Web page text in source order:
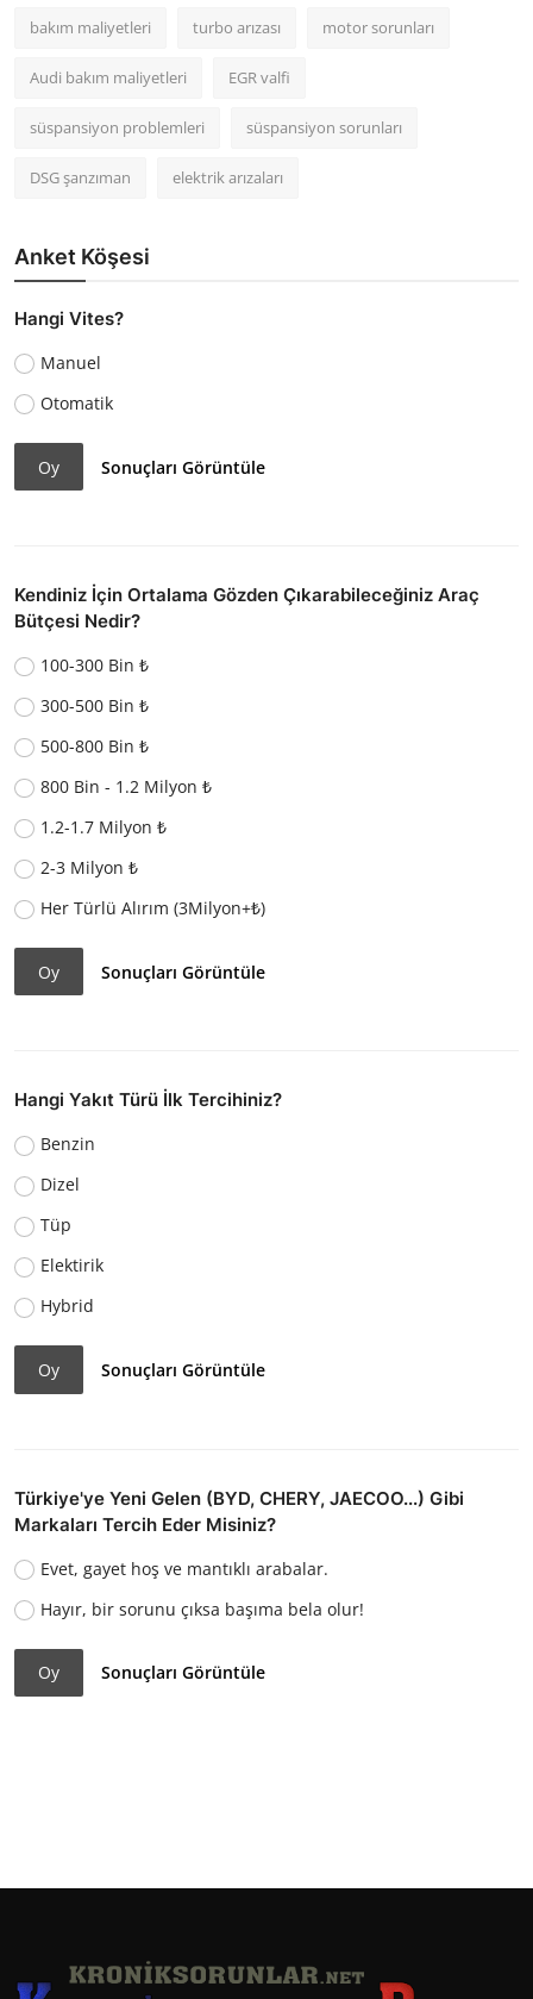
bakım maliyetleri turbo arızası motor sorunları
Audi bakım maliyetleri EGR valfi
süspansiyon problemleri süspansiyon sorunları
DSG şanzıman elektrik arızaları
Anket Köşesi
Hangi Vites?
Manuel
Otomatik
Oy Sonuçları Görüntüle
Kendiniz İçin Ortalama Gözden Çıkarabileceğiniz Araç
Bütçesi Nedir?
100-300 Bin ₺
300-500 Bin ₺
500-800 Bin ₺
800 Bin - 1.2 Milyon ₺
1.2-1.7 Milyon ₺
2-3 Milyon ₺
Her Türlü Alırım (3Milyon+₺)
Oy Sonuçları Görüntüle
Hangi Yakıt Türü İlk Tercihiniz?
Benzin
Dizel
Tüp
Elektirik
Hybrid
Oy Sonuçları Görüntüle
Türkiye'ye Yeni Gelen (BYD, CHERY, JAECOO...) Gibi
Markaları Tercih Eder Misiniz?
Evet, gayet hoş ve mantıklı arabalar.
Hayır, bir sorunu çıksa başıma bela olur!
Oy Sonuçları Görüntüle